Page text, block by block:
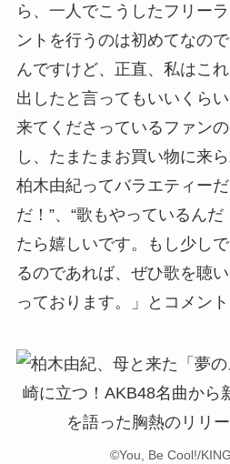
ら、一人でこうしたフリー
ントを行うのは初めてなの
んですけど、正直、私はこ
出したと言ってもいいくら
来てくださっているファン
し、たまたまお買い物に来ら
柏木由紀ってバラエティー
だ！”、“歌もやっているん
たら嬉しいです。もし少し
るのであれば、ぜひ歌を聴
っております。」とコメント
©You, Be Cool!/